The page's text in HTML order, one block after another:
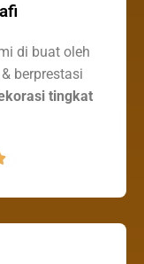
di buat oleh
berprestasi
tingkat